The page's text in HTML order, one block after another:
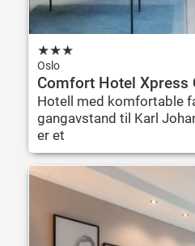
★★★
Oslo
Comfort Hotel Xpress
Hotell med komfortable
gangavstand til Karl
er et